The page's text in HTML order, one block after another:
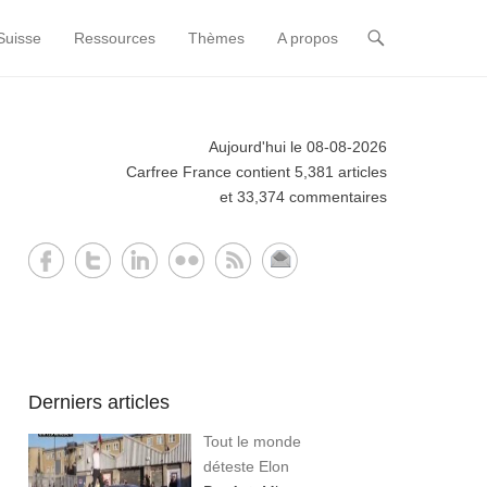
Ressources Thèmes A propos
Aujourd'hui le 08-08-2026
Carfree France contient 5,381 articles
et 33,374 commentaires
Derniers articles
Tout le monde
déteste Elon